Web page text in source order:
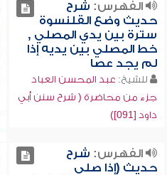
الفهرس: شرح
حديث وضع القلنسوة
سترة بين يدي المصلي ,
خط المصلي بين يديه إذا
لم يجد عصا
للشيخ: عبد المحسن العباد
جزء من محاضرة ( شرح سنن أبي
داود [091])
الفهرس: شرح
حديث (إذا صلى